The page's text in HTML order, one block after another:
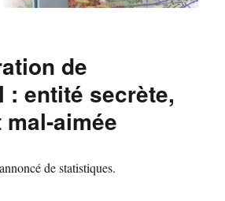
de
: entité secrète,
aimée
de statistiques.